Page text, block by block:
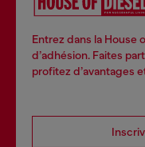
Entrez dans la House
d’adhésion. Faites
profitez d’avantages